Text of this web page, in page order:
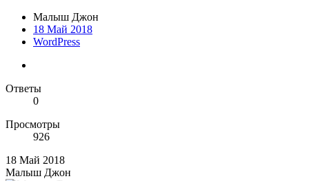
Малыш Джон
18 Май 2018
WordPress
Ответы
0
Просмотры
926
18 Май 2018
Малыш Джон